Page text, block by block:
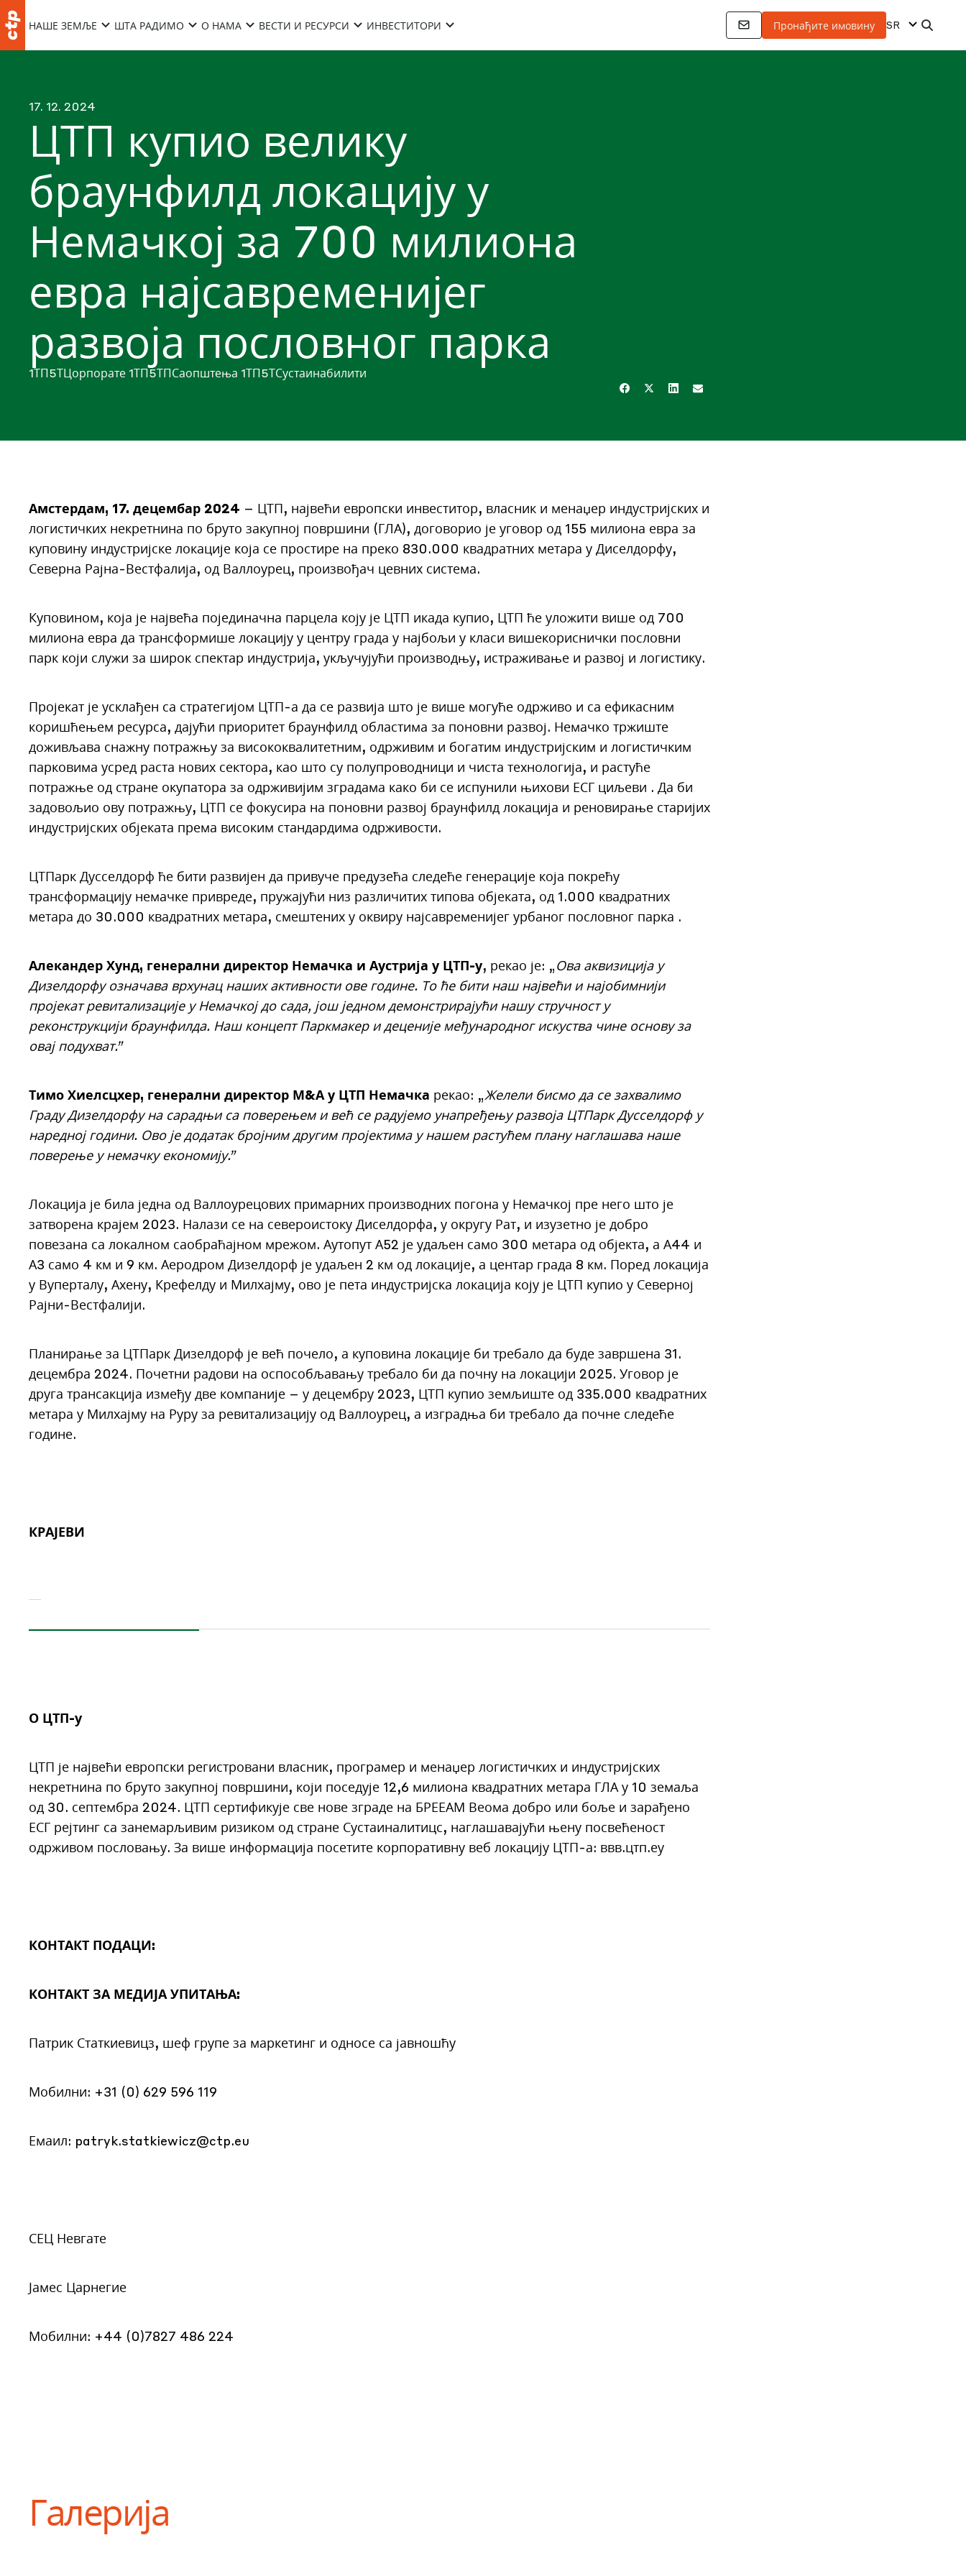
НАШЕ ЗЕМЉЕ ШТА РАДИМО О НАМА ВЕСТИ И РЕСУРСИ ИНВЕСТИТОРИ Пронађите имовину SR
17. 12. 2024
ЦТП купио велику
браунфилд локацију у
Немачкој за 700 милиона
евра најсавременијег
развоја пословног парка
1ТП5ТЦорпорате 1ТП5ТПСаопштења 1ТП5ТСустаинабилити
Амстердам, 17. децембар 2024 – ЦТП, највећи европски инвеститор, власник и менаџер индустријских и
логистичких некретнина по бруто закупној површини (ГЛА), договорио је уговор од 155 милиона евра за
куповину индустријске локације која се простире на преко 830.000 квадратних метара у Диселдорфу,
Северна Рајна-Вестфалија, од Валлоурец, произвођач цевних система.
Куповином, која је највећа појединачна парцела коју је ЦТП икада купио, ЦТП ће уложити више од 700
милиона евра да трансформише локацију у центру града у најбољи у класи вишекориснички пословни
парк који служи за широк спектар индустрија, укључујући производњу, истраживање и развој и логистику.
Пројекат је усклађен са стратегијом ЦТП-а да се развија што је више могуће одрживо и са ефикасним
коришћењем ресурса, дајући приоритет браунфилд областима за поновни развој. Немачко тржиште
доживљава снажну потражњу за висококвалитетним, одрживим и богатим индустријским и логистичким
парковима усред раста нових сектора, као што су полупроводници и чиста технологија, и растуће
потражње од стране окупатора за одрживијим зградама како би се испунили њихови ЕСГ циљеви . Да би
задовољио ову потражњу, ЦТП се фокусира на поновни развој браунфилд локација и реновирање старијих
индустријских објеката према високим стандардима одрживости.
ЦТПарк Дусселдорф ће бити развијен да привуче предузећа следеће генерације која покрећу
трансформацију немачке привреде, пружајући низ различитих типова објеката, од 1.000 квадратних
метара до 30.000 квадратних метара, смештених у оквиру најсавременијег урбаног пословног парка .
Алекандер Хунд, генерални директор Немачка и Аустрија у ЦТП-у, рекао је: „Ова аквизиција у
Дизелдорфу означава врхунац наших активности ове године. То ће бити наш највећи и најобимнији
пројекат ревитализације у Немачкој до сада, још једном демонстрирајући нашу стручност у
реконструкцији браунфилда. Наш концепт Паркмакер и деценије међународног искуства чине основу за
овај подухват.”
Тимо Хиелсцхер, генерални директор М&А у ЦТП Немачка рекао: „Желели бисмо да се захвалимо
Граду Дизелдорфу на сарадњи са поверењем и већ се радујемо унапређењу развоја ЦТПарк Дусселдорф у
наредној години. Ово је додатак бројним другим пројектима у нашем растућем плану наглашава наше
поверење у немачку економију.”
Локација је била једна од Валлоурецових примарних производних погона у Немачкој пре него што је
затворена крајем 2023. Налази се на североистоку Диселдорфа, у округу Рат, и изузетно је добро
повезана са локалном саобраћајном мрежом. Аутопут А52 је удаљен само 300 метара од објекта, а А44 и
А3 само 4 км и 9 км. Аеродром Дизелдорф је удаљен 2 км од локације, а центар града 8 км. Поред локација
у Вуперталу, Ахену, Крефелду и Милхајму, ово је пета индустријска локација коју је ЦТП купио у Северној
Рајни-Вестфалији.
Планирање за ЦТПарк Дизелдорф је већ почело, а куповина локације би требало да буде завршена 31.
децембра 2024. Почетни радови на оспособљавању требало би да почну на локацији 2025. Уговор је
друга трансакција између две компаније – у децембру 2023, ЦТП купио земљиште од 335.000 квадратних
метара у Милхајму на Руру за ревитализацију од Валлоурец, а изградња би требало да почне следеће
године.
КРАЈЕВИ
О ЦТП-у
ЦТП је највећи европски регистровани власник, програмер и менаџер логистичких и индустријских
некретнина по бруто закупној површини, који поседује 12,6 милиона квадратних метара ГЛА у 10 земаља
од 30. септембра 2024. ЦТП сертификује све нове зграде на БРЕЕАМ Веома добро или боље и зарађено
ЕСГ рејтинг са занемарљивим ризиком од стране Сустаиналитицс, наглашавајући њену посвећеност
одрживом пословању. За више информација посетите корпоративну веб локацију ЦТП-а: ввв.цтп.еу
КОНТАКТ ПОДАЦИ:
КОНТАКТ ЗА МЕДИЈА УПИТАЊА:
Патрик Статкиевицз, шеф групе за маркетинг и односе са јавношћу
Мобилни: +31 (0) 629 596 119
Емаил: patryk.statkiewicz@ctp.eu
СЕЦ Невгате
Јамес Царнегие
Мобилни: +44 (0)7827 486 224
Галерија